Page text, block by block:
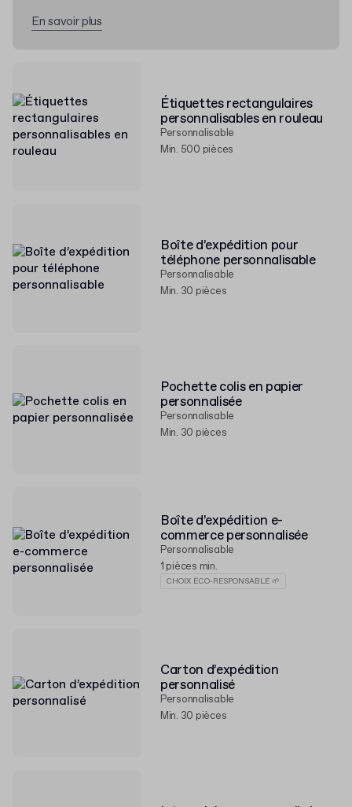
Étiquettes rectangulaires
personnalisables en rouleau
Personnalisable
Min. 500 pièces
Boîte d’expédition pour
téléphone personnalisable
Personnalisable
Min. 30 pièces
Pochette colis en papier
personnalisée
Personnalisable
Min. 30 pièces
Boîte d’expédition e-
commerce personnalisée
Personnalisable
1 pièces min.
CHOIX ÉCO-RESPONSABLE 🌱
Carton d’expédition
personnalisé
Personnalisable
Min. 30 pièces
En savoir plus